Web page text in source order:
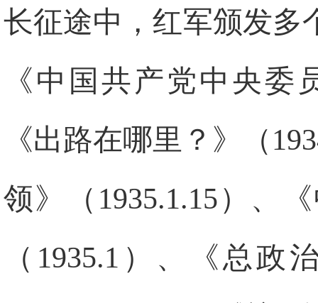
长征途中，红军颁发多
《中国共产党中央委
《出路在哪里？》（
领》（1935.1.15）、
（1935.1）、《总